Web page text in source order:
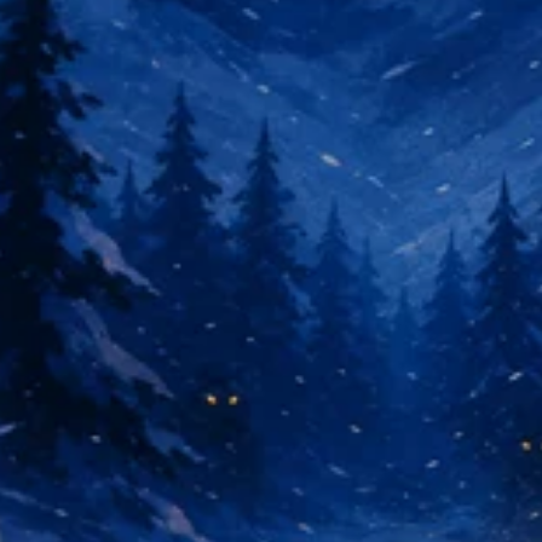
नमस्ते! मैं Storiko हूँ 👋
मैं आपके बच्चों के लिए जादुई सोने के समय की
कहानियाँ सुनाती हूँ 🌟
एक कहानी पढ़ें
सेवा का उपयोग शुरू करके, आप स्वीकार करते हैं: ,गोपनीयता नीति
धनवापसी नीति